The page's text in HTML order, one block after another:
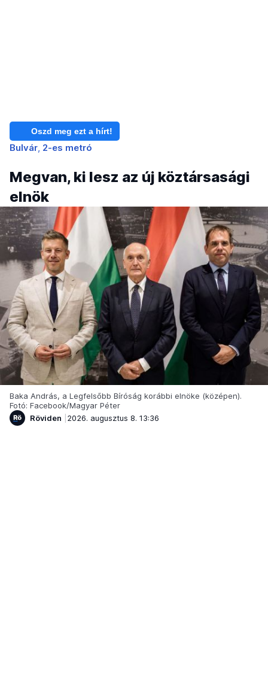
Oszd meg ezt a hírt!
Bulvár 2-es metró
Megvan, ki lesz az új köztársasági
elnök
Baka András, a Legfelsőbb Bíróság korábbi elnöke (középen).
Fotó: Facebook/Magyar Péter
Röviden
2026. augusztus 8. 13:36